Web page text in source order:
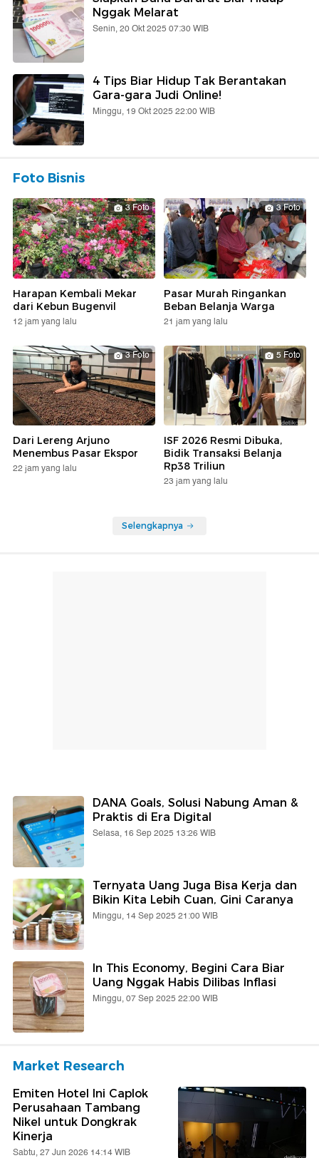
Nggak Melarat
Senin, 20 Okt 2025 07:30 WIB
4 Tips Biar Hidup Tak Berantakan
Gara-gara Judi Online!
Minggu, 19 Okt 2025 22:00 WIB
Foto Bisnis
3 Foto
Harapan Kembali Mekar
dari Kebun Bugenvil
12 jam yang lalu
3 Foto
Pasar Murah Ringankan
Beban Belanja Warga
21 jam yang lalu
3 Foto
Dari Lereng Arjuno
Menembus Pasar Ekspor
22 jam yang lalu
5 Foto
ISF 2026 Resmi Dibuka,
Bidik Transaksi Belanja
Rp38 Triliun
23 jam yang lalu
Selengkapnya
DANA Goals, Solusi Nabung Aman &
Praktis di Era Digital
Selasa, 16 Sep 2025 13:26 WIB
Ternyata Uang Juga Bisa Kerja dan
Bikin Kita Lebih Cuan, Gini Caranya
Minggu, 14 Sep 2025 21:00 WIB
In This Economy, Begini Cara Biar
Uang Nggak Habis Dilibas Inflasi
Minggu, 07 Sep 2025 22:00 WIB
Market Research
Emiten Hotel Ini Caplok
Perusahaan Tambang
Nikel untuk Dongkrak
Kinerja
Sabtu, 27 Jun 2026 14:14 WIB